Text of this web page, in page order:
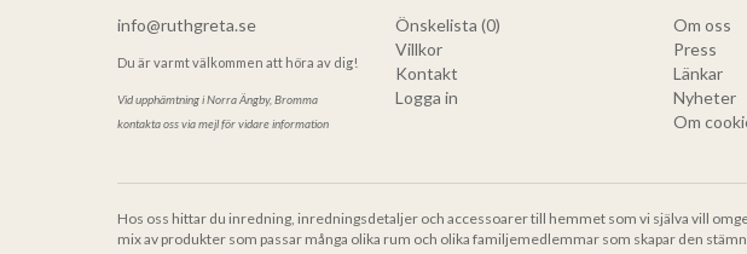
info@ruthgreta.se
Du är varmt välkommen att höra av dig!
Vid upphämtning iNorra Ängby, Bromma
kontakta oss via mejl för vidare information
Önskelista (0)
Villkor
Kontakt
Logga in
Om oss
Press
Länkar
Nyheter
Om
Hos oss hittar du inredning, inredningsdetaljer och accessoarer till hemmet som vi själva vill
mix av produkter som passar många olika rum och olika familjemedlemmar som skapar den